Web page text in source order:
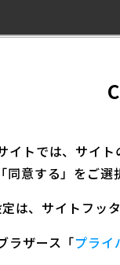
fashion/
ョジョの奇妙
イトでは、サイ
同意する」をご選
は、サイトフッ
ラザース 「プライ